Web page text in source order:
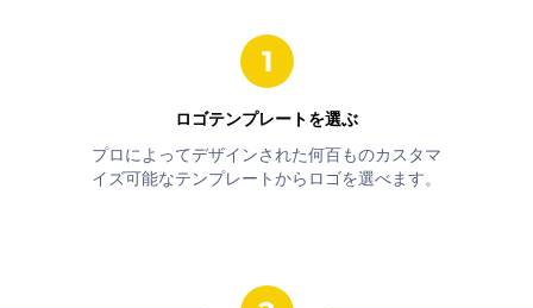
ロゴテンプレートを選ぶ
プロによってデザインされた何百ものカスタマ
イズ可能なテンプレートからロゴを選べます。